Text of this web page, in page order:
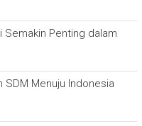
Semakin Penting dalam
SDM Menuju Indonesia